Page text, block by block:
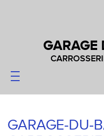
GARAGE
PARE-BRISES
GARAGE-DU-